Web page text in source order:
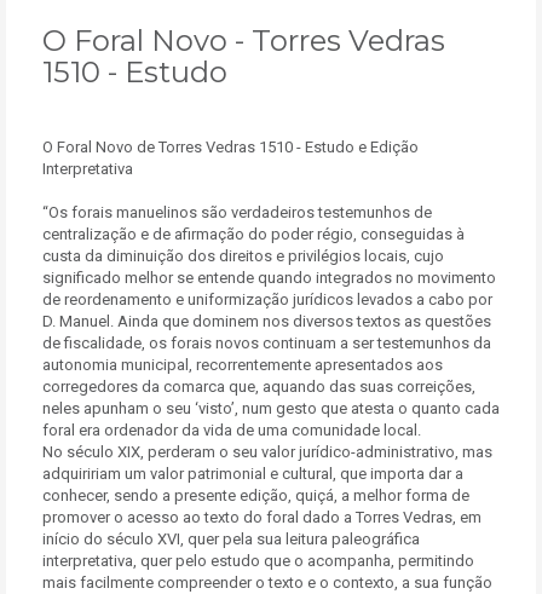
O Foral Novo - Torres Vedras
1510 - Estudo
O Foral Novo de Torres Vedras 1510 - Estudo e Edição
Interpretativa
“Os forais manuelinos são verdadeiros testemunhos de
centralização e de afirmação do poder régio, conseguidas à
custa da diminuição dos direitos e privilégios locais, cujo
significado melhor se entende quando integrados no movimento
de reordenamento e uniformização jurídicos levados a cabo por
D. Manuel. Ainda que dominem nos diversos textos as questões
de fiscalidade, os forais novos continuam a ser testemunhos da
autonomia municipal, recorrentemente apresentados aos
corregedores da comarca que, aquando das suas correições,
neles apunham o seu ‘visto’, num gesto que atesta o quanto cada
foral era ordenador da vida de uma comunidade local.
No século XIX, perderam o seu valor jurídico-administrativo, mas
adquiririam um valor patrimonial e cultural, que importa dar a
conhecer, sendo a presente edição, quiçá, a melhor forma de
promover o acesso ao texto do foral dado a Torres Vedras, em
início do século XVI, quer pela sua leitura paleográfica
interpretativa, quer pelo estudo que o acompanha, permitindo
mais facilmente compreender o texto e o contexto, a sua função